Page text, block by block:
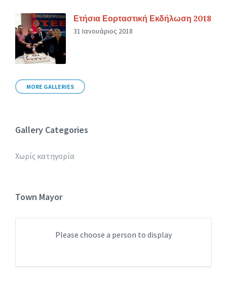
Ετήσια Εορταστική Εκδήλωση 2018
31 Ιανουάριος 2018
MORE GALLERIES
Gallery Categories
Χωρίς κατηγορία
Town Mayor
Please choose a person to display